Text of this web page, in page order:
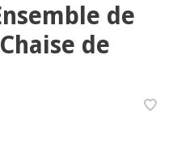
de
de